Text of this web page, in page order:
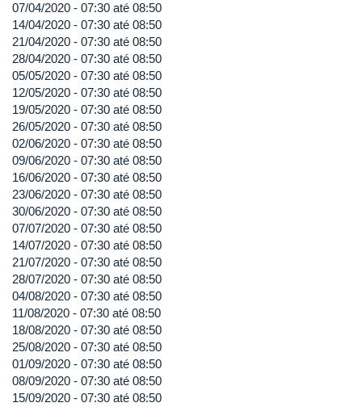
07/04/2020 - 07:30 até 08:50
14/04/2020 - 07:30 até 08:50
21/04/2020 - 07:30 até 08:50
28/04/2020 - 07:30 até 08:50
05/05/2020 - 07:30 até 08:50
12/05/2020 - 07:30 até 08:50
19/05/2020 - 07:30 até 08:50
26/05/2020 - 07:30 até 08:50
02/06/2020 - 07:30 até 08:50
09/06/2020 - 07:30 até 08:50
16/06/2020 - 07:30 até 08:50
23/06/2020 - 07:30 até 08:50
30/06/2020 - 07:30 até 08:50
07/07/2020 - 07:30 até 08:50
14/07/2020 - 07:30 até 08:50
21/07/2020 - 07:30 até 08:50
28/07/2020 - 07:30 até 08:50
04/08/2020 - 07:30 até 08:50
11/08/2020 - 07:30 até 08:50
18/08/2020 - 07:30 até 08:50
25/08/2020 - 07:30 até 08:50
01/09/2020 - 07:30 até 08:50
08/09/2020 - 07:30 até 08:50
15/09/2020 - 07:30 até 08:50